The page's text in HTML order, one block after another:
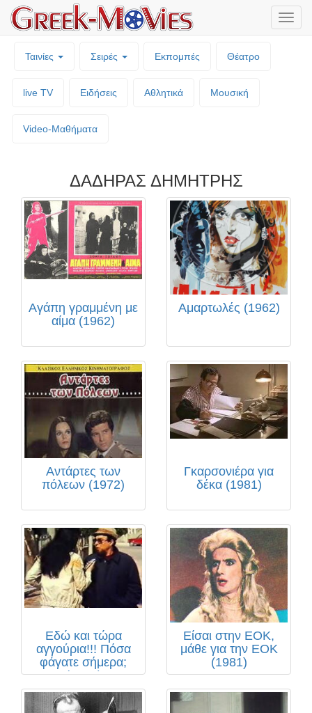
Ταινίες Σειρές Εκπομπές Θέατρο
live TV Ειδήσεις Αθλητικά Μουσική
Video-Mαθήματα
ΔΑΔΗΡΑΣ ΔΗΜΗΤΡΗΣ
Αγάπη γραμμένη με
αίμα (1962)
Αμαρτωλές (1962)
Αντάρτες των
πόλεων (1972)
Γκαρσονιέρα για
δέκα (1981)
Εδώ και τώρα
αγγούρια!!! Πόσα
φάγατε σήμερα;
(1982)
Είσαι στην ΕΟΚ,
μάθε για την ΕΟΚ
(1981)